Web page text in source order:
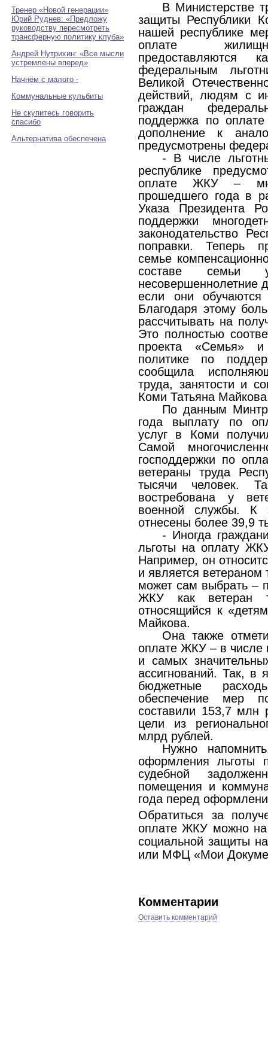
Тренер «Новой генерации»
Юрий Руднев: «Предложу
руководству пересмотреть
трансферную политику клуба»
Андрей Нутрихин: «Все мысли
устремлены вперед»
Начнём с малого -
Коммунальные кульбиты
Не скупитесь говорить
спасибо
Альтернатива обеспечена
В Министерстве
защиты Республики
нашей республике
оплате
предоставляются
федеральным
Великой
действий, людям с
граждан
поддержка по
дополнение к
предусмотрены
- В числе
республике
оплате ЖКУ –
прошедшего года в
Указа Президента
поддержки
законодательство
поправки. Теперь
семье
составе семьи
несовершеннолетние
если они
Благодаря этому
рассчитывать на
Это полностью
проекта «Семья» и
политике по
сообщила
труда, занятости и
Коми Татьяна
По данным
года выплату по
услуг в Коми
Самой
господдержки по
ветераны труда
тысячи человек.
востребована у
военной службы. К
отнесены более 39,9
- Иногда
льготы на оплату
Например, он
и является ветераном
может сам выбрать –
ЖКУ как ветеран
относящийся к
Майкова.
Она также
оплате ЖКУ – в числе
и самых
ассигнований. Так, в
бюджетные
обеспечение мер
составили 153,7 млн
цели из
млрд рублей.
Нужно
оформления льготы
судебной
помещения и
года перед
Обратиться за
оплате ЖКУ можно на
социальной защиты
или МФЦ «Мои
Комментарии
Оставить комментарий